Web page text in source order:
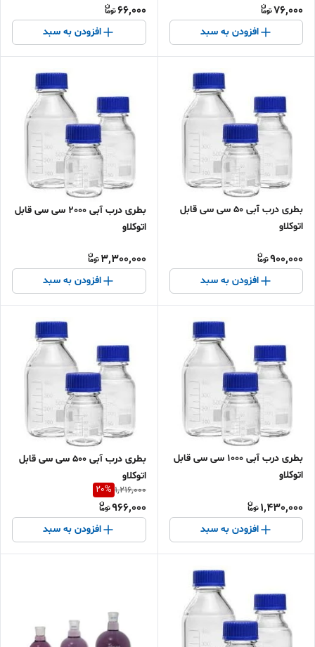
76,000
افزودن به سبد
66,000
افزودن به سبد
بطری درب آبی 50 سی سی قابل
اتوکلاو
900,000
افزودن به سبد
بطری درب آبی 2000 سی سی قابل
اتوکلاو
3,300,000
افزودن به سبد
بطری درب آبی 1000 سی سی قابل
اتوکلاو
1,430,000
افزودن به سبد
بطری درب آبی 500 سی سی قابل
اتوکلاو
1,216,000
20%
966,000
افزودن به سبد